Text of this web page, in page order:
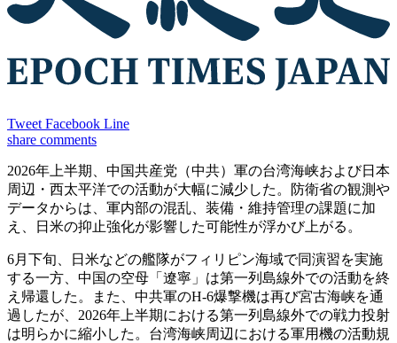
Tweet Facebook Line
share comments
2026年上半期、中国共産党（中共）軍の台湾海峡および日本
周辺・西太平洋での活動が大幅に減少した。防衛省の観測や
データからは、軍内部の混乱、装備・維持管理の課題に加
え、日米の抑止強化が影響した可能性が浮かび上がる。
6月下旬、日米などの艦隊がフィリピン海域で同演習を実施
する一方、中国の空母「遼寧」は第一列島線外での活動を終
え帰還した。また、中共軍のH-6爆撃機は再び宮古海峡を通
過したが、2026年上半期における第一列島線外での戦力投射
は明らかに縮小した。台湾海峡周辺における軍用機の活動規